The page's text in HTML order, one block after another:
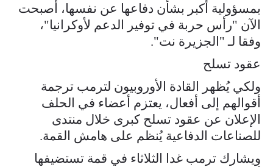
بمسؤولية أكبر بشأن دفاعها عن نفسها، أصبحت
الآن "رأس حربة في توفير الدعم لأوكرانيا"،
وفقا لـ "الجزيرة نت".
عقود تسلح
ولكي يُظهر القادة الأوروبيون لترمب ترجمة
أقوالهم إلى أفعال، يعتزم أعضاء في الحلف
الإعلان عن عقود تسلح كبرى خلال منتدى
للصناعات الدفاعية يُنظم على هامش القمة.
ويشارك ترمب غدا الثلاثاء في قمة تستضيفها